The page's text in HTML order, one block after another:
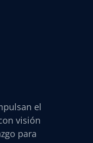
el
visión
para